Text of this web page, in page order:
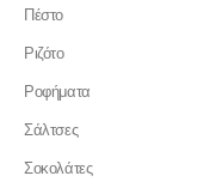
Πέστο
Ριζότο
Ροφήματα
Σάλτσες
Σοκολάτες